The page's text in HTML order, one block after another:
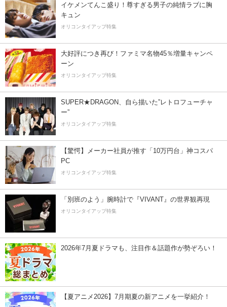
イケメンてんこ盛り！尊すぎる男子の純情ラブに胸
キュン
オリコンタイアップ特集
大好評につき再び！ファミマ名物45％増量キャンペ
ーン
オリコンタイアップ特集
SUPER★DRAGON、自ら描いた”レトロフューチャ
ー”
オリコンタイアップ特集
【驚愕】メーカー社員が推す「10万円台」神コスパ
PC
オリコンタイアップ特集
「別班のよう」腕時計で『VIVANT』の世界観再現
オリコンタイアップ特集
2026年7月夏ドラマも、注目作＆話題作が勢ぞろい！
【夏アニメ2026】7月期夏の新アニメを一挙紹介！